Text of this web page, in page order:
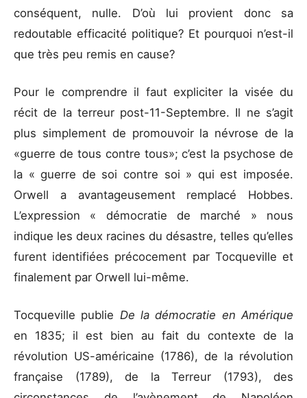
conséquent, nulle. D’où lui provient donc sa
redoutable efficacité politique? Et pourquoi n’est-il
que très peu remis en cause?
Pour le comprendre il faut expliciter la visée du
récit de la terreur post-11-Septembre. Il ne s’agit
plus simplement de promouvoir la névrose de la
«guerre de tous contre tous»; c’est la psychose de
la « guerre de soi contre soi » qui est imposée.
Orwell a avantageusement remplacé Hobbes.
L’expression « démocratie de marché » nous
indique les deux racines du désastre, telles qu’elles
furent identifiées précocement par Tocqueville et
finalement par Orwell lui-même.
Tocqueville publie De la démocratie en Amérique
en 1835; il est bien au fait du contexte de la
révolution US-américaine (1786), de la révolution
française (1789), de la Terreur (1793), des